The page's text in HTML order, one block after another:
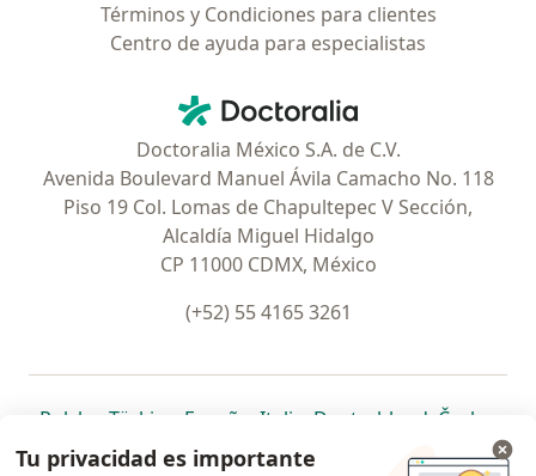
Términos y Condiciones para clientes
Centro de ayuda para especialistas
Doctoralia - Página de inicio
Doctoralia México S.A. de C.V.
Avenida Boulevard Manuel Ávila Camacho No. 118
Piso 19 Col. Lomas de Chapultepec V Sección,
Alcaldía Miguel Hidalgo
CP 11000 CDMX, México
(+52) 55 4165 3261
Polska se abre en una nueva pestaña
Türkiye se abre en una nueva pestaña
España se abre en una nueva pestaña
Italia se abre en una nueva
Deutschlandse abre en
Česko
Portugal
se abre en una nueva pestaña
México se abre en una nueva pestaña
Chile se abre en una nueva pestaña
Brasil se abre en una nueva
se abre en
se
Tu privacidad es importante